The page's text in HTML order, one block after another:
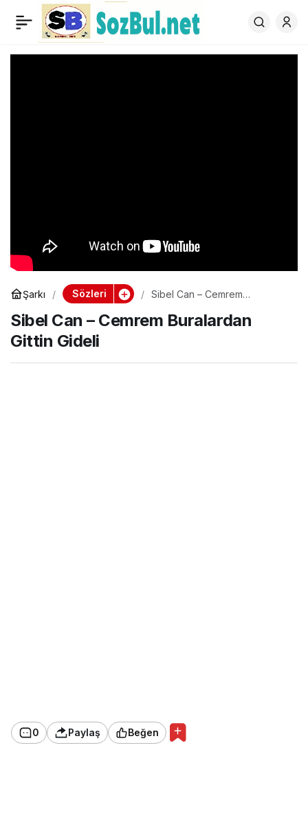
Şarkı Sözleri
Sibel Can – Cemrem
Sibel Can – Cemrem Buralardan
Gittin Gideli
0 Paylaş Beğen
Sibel Can – Cemrem
Buralardan Gittin Gideli